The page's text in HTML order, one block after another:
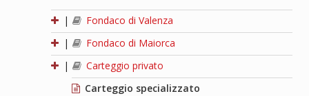
|
Fondaco di Valenza
|
Fondaco di Maiorca
|
Carteggio privato
Carteggio specializzato